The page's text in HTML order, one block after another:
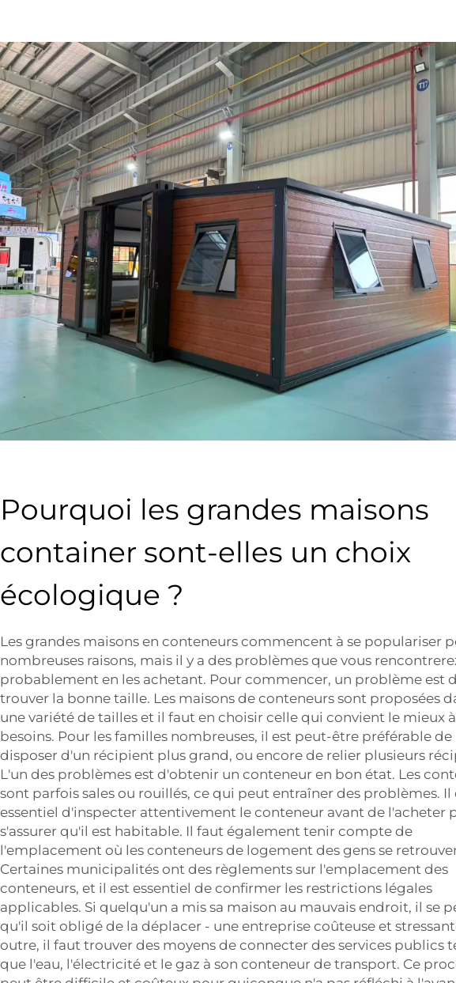
Pourquoi les grandes maisons
container sont-elles un choix
écologique ?
Les grandes maisons en conteneurs commencent à se populariser
nombreuses raisons, mais il y a des problèmes que vous
probablement en les achetant. Pour commencer, un problème est
trouver la bonne taille. Les maisons de conteneurs sont proposées
une variété de tailles et il faut en choisir celle qui convient le mieux à
besoins. Pour les familles nombreuses, il est peut-être préférable de
disposer d'un récipient plus grand, ou encore de relier plusieurs
L'un des problèmes est d'obtenir un conteneur en bon état. Les
sont parfois sales ou rouillés, ce qui peut entraîner des problèmes. Il
essentiel d'inspecter attentivement le conteneur avant de l'acheter
s'assurer qu'il est habitable. Il faut également tenir compte de
l'emplacement où les conteneurs de logement des gens se
Certaines municipalités ont des règlements sur l'emplacement des
conteneurs, et il est essentiel de confirmer les restrictions légales
applicables. Si quelqu'un a mis sa maison au mauvais endroit, il se
qu'il soit obligé de la déplacer - une entreprise coûteuse et
outre, il faut trouver des moyens de connecter des services publics
que l'eau, l'électricité et le gaz à son conteneur de transport. Ce